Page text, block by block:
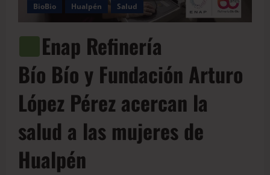
BioBio Hualpén Salud
Enap Refinería
Bío Bío y Fundación Arturo
López Pérez acercan la
salud a las mujeres de
Hualpén